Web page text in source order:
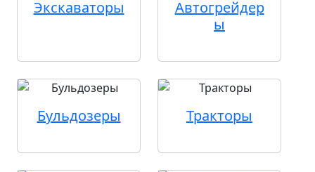
Экскаваторы
Автогрейдер
ы
Бульдозеры Тракторы